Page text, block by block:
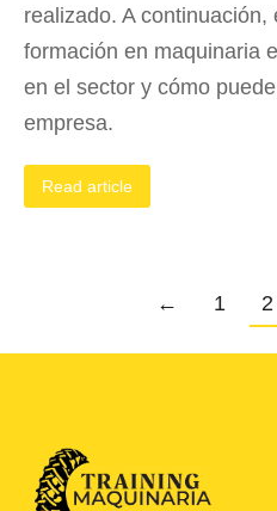
realizado. A
formación en maquinaria
en el sector y cómo
empresa.
Read article
← 1 2